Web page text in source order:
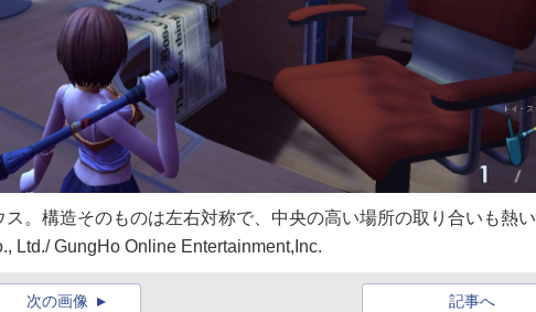
。構造そのものは左右対称で、中央の高い場所の取り合いも熱い
Ltd./ GungHo Online Entertainment,Inc.
記事へ
次の画像